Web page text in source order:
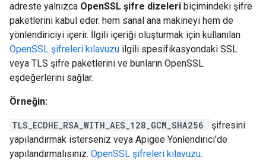
adreste yalnızca OpenSSL şifre dizeleri biçimindeki şifre
paketlerini kabul eder. hem sanal ana makineyi hem de
yönlendiriciyi içerir. İlgili içeriği oluşturmak için kullanılan
OpenSSL şifreleri kılavuzu ilgili spesifikasyondaki SSL
veya TLS şifre paketlerini ve bunların OpenSSL
eşdeğerlerini sağlar.
Örneğin:
TLS_ECDHE_RSA_WITH_AES_128_GCM_SHA256
şifresini
yapılandırmak isterseniz veya Apigee Yönlendirici'de
yapılandırmalısınız. OpenSSL şifreleri kılavuzu.